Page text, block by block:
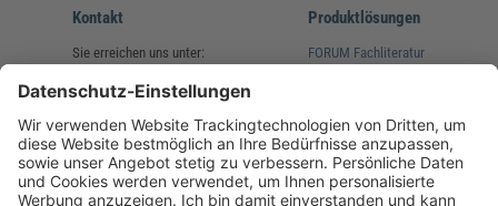
Kontakt
Sie erreichen uns unter:
(08233) 38 11 23
service@forum-verlag.com
Mo-Do 07:30 - 17:00 Uhr
Fr 07:30 - 15:00 Uhr
Produktlösungen
FORUM Fachliteratur